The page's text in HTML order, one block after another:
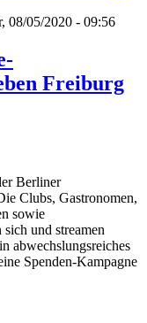
08/05/2020 - 09:56
Freiburg
Berliner
Clubs, Gastronomen,
sowie
und streamen
abwechslungsreiches
Spenden-Kampagne